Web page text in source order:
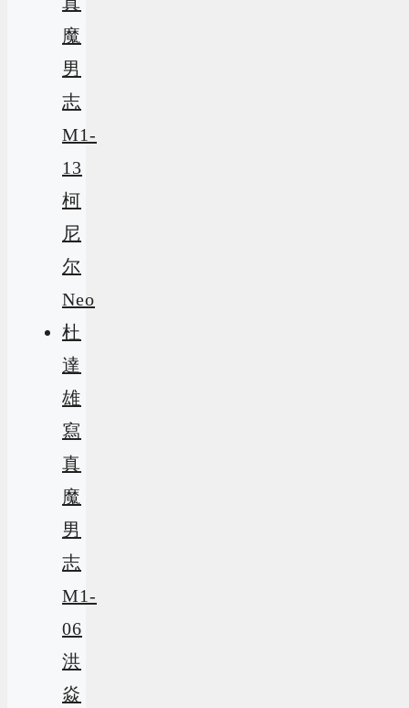
魔
男
志
M1-
13
柯
尼
尔
Neo
杜
達
雄
寫
真
魔
男
志
M1-
06
洪
焱